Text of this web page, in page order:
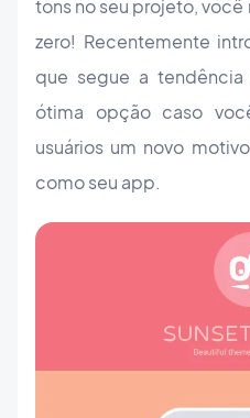
tons no seu projeto,
zero! Recentemente
que segue a
ótima opção caso
usuários um novo
como seu app.